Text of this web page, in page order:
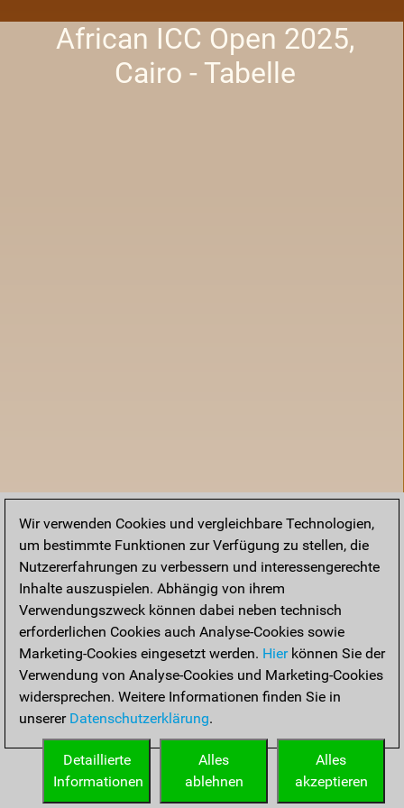
African ICC Open 2025,
Cairo - Tabelle
Startseite
Wir verwenden Cookies und vergleichbare Technologien,
um bestimmte Funktionen zur Verfügung zu stellen, die
Nutzererfahrungen zu verbessern und interessengerechte
Inhalte auszuspielen. Abhängig von ihrem
Verwendungszweck können dabei neben technisch
erforderlichen Cookies auch Analyse-Cookies sowie
Marketing-Cookies eingesetzt werden. Hierkönnen Sie der
Verwendung von Analyse-Cookies und Marketing-Cookies
widersprechen. Weitere Informationen finden Sie in
unserer Datenschutzerklärung.
Alles
akzeptieren
Alles
ablehnen
Detaillierte
Informationen